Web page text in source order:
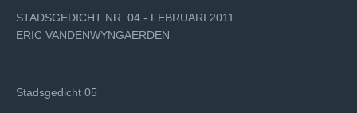
STADSGEDICHT NR. 04 - FEBRUARI 2011
ERIC VANDENWYNGAERDEN
Stadsgedicht 05